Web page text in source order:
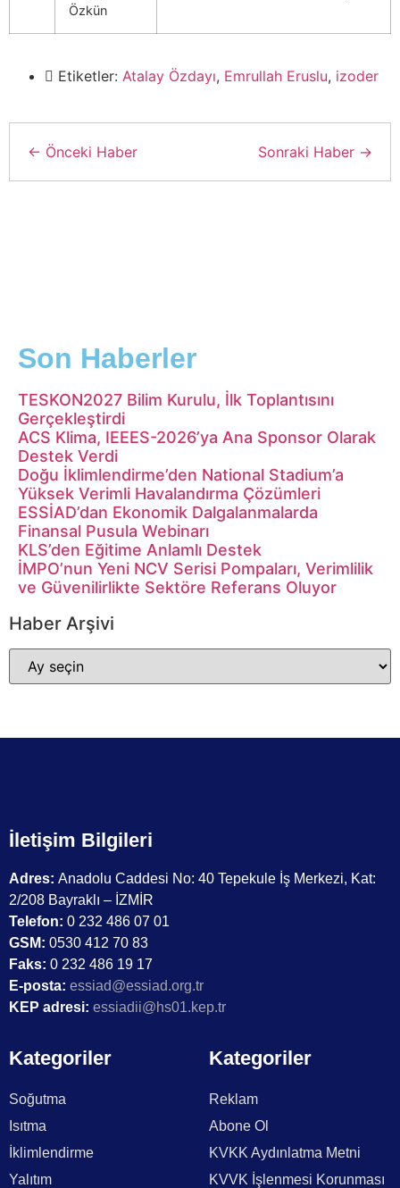
Özkün
Etiketler: Atalay Özdayı, Emrullah Eruslu, izoder
← Önceki Haber Sonraki Haber →
Son Haberler
TESKON2027 Bilim Kurulu, İlk Toplantısını
Gerçekleştirdi
ACS Klima, IEEES-2026’ya Ana Sponsor Olarak
Destek Verdi
Doğu İklimlendirme’den National Stadium’a
Yüksek Verimli Havalandırma Çözümleri
ESSİAD’dan Ekonomik Dalgalanmalarda
Finansal Pusula Webinarı
KLS’den Eğitime Anlamlı Destek
İMPO’nun Yeni NCV Serisi Pompaları, Verimlilik
ve Güvenilirlikte Sektöre Referans Oluyor
Haber Arşivi
İletişim Bilgileri
Adres: Anadolu Caddesi No: 40 Tepekule İş Merkezi, Kat:
2/208 Bayraklı – İZMİR
Telefon: 0 232 486 07 01
GSM: 0530 412 70 83
Faks: 0 232 486 19 17
E-posta: essiad@essiad.org.tr
KEP adresi: essiadii@hs01.kep.tr
Kategoriler
Soğutma
Isıtma
İklimlendirme
Yalıtım
Kategoriler
Reklam
Abone Ol
KVKK Aydınlatma Metni
KVVK İşlenmesi Korunması